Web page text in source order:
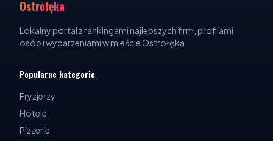
Ostrołęka
Lokalny portal z rankingami najlepszych firm, profilami
osób i wydarzeniami w mieście Ostrołęka.
Popularne kategorie
Fryzjerzy
Hotele
Pizzerie